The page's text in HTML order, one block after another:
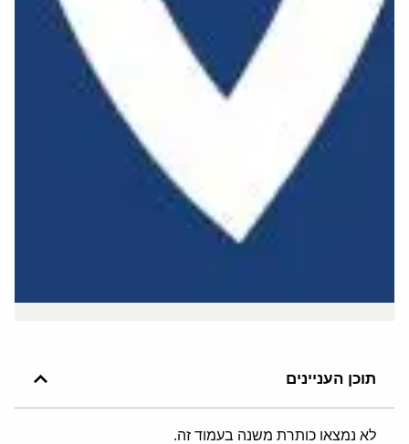
תוכן העניינים
לא נמצאו כותרת משנה בעמוד זה.